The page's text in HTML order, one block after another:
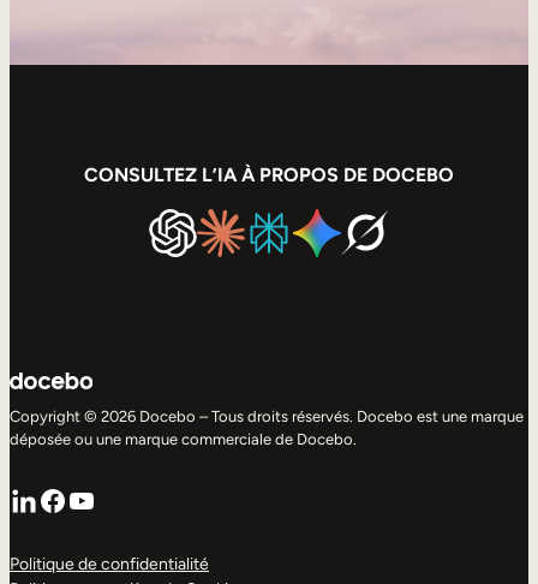
CONSULTEZ L’IA À PROPOS DE DOCEBO
Copyright © 2026 Docebo – Tous droits réservés. Docebo est une marque
déposée ou une marque commerciale de Docebo.
LinkedIn
Facebook
YouTube
Politique de confidentialité